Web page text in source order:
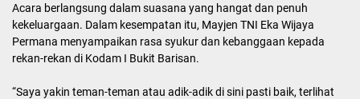
Acara berlangsung dalam suasana yang hangat dan penuh
kekeluargaan. Dalam kesempatan itu, Mayjen TNI Eka Wijaya
Permana menyampaikan rasa syukur dan kebanggaan kepada
rekan-rekan di Kodam I Bukit Barisan.
“Saya yakin teman-teman atau adik-adik di sini pasti baik, terlihat